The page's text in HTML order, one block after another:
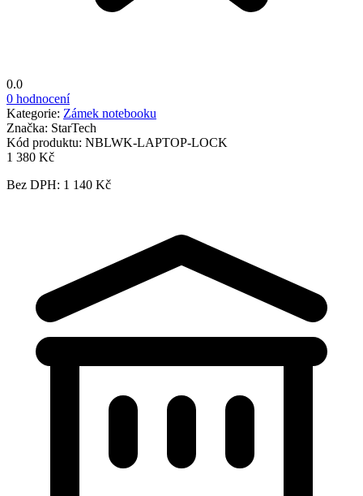
0.0
0 hodnocení
Kategorie: Zámek notebooku
Značka: StarTech
Kód produktu: NBLWK-LAPTOP-LOCK
1 380 Kč
Bez DPH: 1 140 Kč